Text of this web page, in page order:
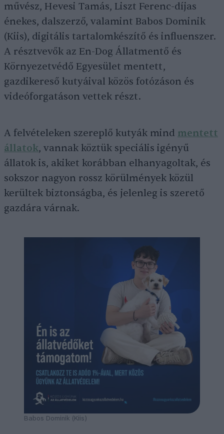
művész, Hevesi Tamás, Liszt Ferenc-díjas
énekes, dalszerző, valamint Babos Dominik
(Kiis), digitális tartalomkészítő és influenszer.
A résztvevők az En-Dog Állatmentő és
Környezetvédő Egyesület mentett,
gazdikereső kutyáival közös fotózáson és
videóforgatáson vettek részt.
A felvételeken szereplő kutyák mind mentett
állatok, vannak köztük speciális igényű
állatok is, akiket korábban elhanyagoltak, és
sokszor nagyon rossz körülmények közül
kerültek biztonságba, és jelenleg is szerető
gazdára várnak.
Babos Dominik (Kiis)